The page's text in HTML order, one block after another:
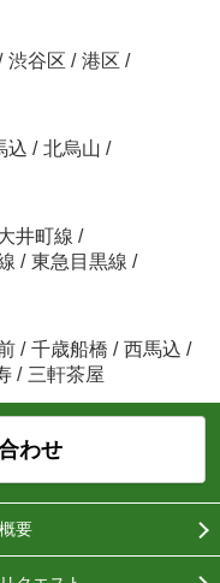
渋谷区 / 港区 /
込 / 北烏山 /
井町線 /
/ 東急目黒線 /
/ 千歳船橋 / 西馬込 /
/ 三軒茶屋
わせ
要